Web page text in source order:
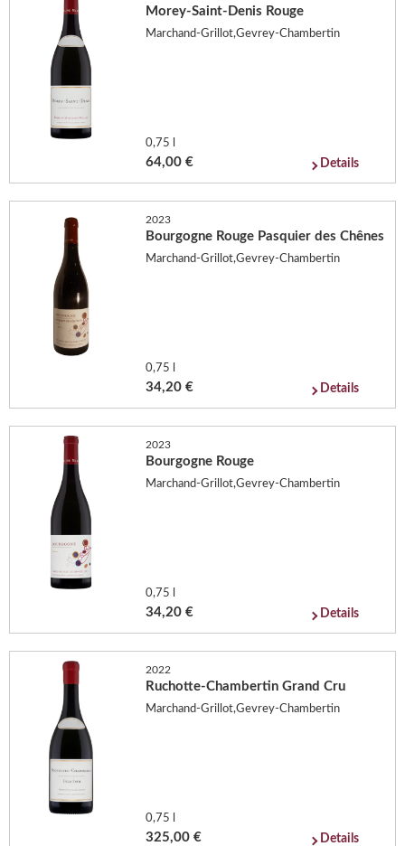
Morey-Saint-Denis Rouge
Marchand-Grillot,Gevrey-Chambertin
0,75 l
64,00 € Details
2023
Bourgogne Rouge Pasquier des Chênes
Marchand-Grillot,Gevrey-Chambertin
0,75 l
34,20 € Details
2023
Bourgogne Rouge
Marchand-Grillot,Gevrey-Chambertin
0,75 l
34,20 € Details
2022
Ruchotte-Chambertin Grand Cru
Marchand-Grillot,Gevrey-Chambertin
0,75 l
325,00 € Details